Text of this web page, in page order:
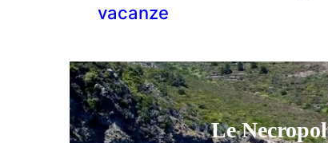
vacanze
Le